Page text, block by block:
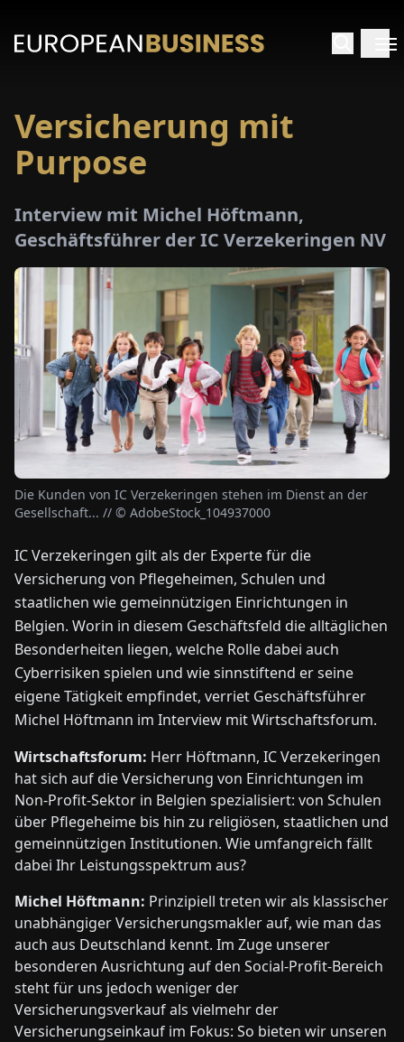
PAPER
NEWS
ÜBER
ENDEFRESITNLPLHU
KONTAKT
ZU
UNS
Versicherung mit
Purpose
Interview mit Michel Höftmann,
Geschäftsführer der IC Verzekeringen NV
Die Kunden von IC Verzekeringen stehen im Dienst an der
Gesellschaft... // © AdobeStock_104937000
IC Verzekeringen gilt als der Experte für die
Versicherung von Pflegeheimen, Schulen und
staatlichen wie gemeinnützigen Einrichtungen in
Belgien. Worin in diesem Geschäftsfeld die alltäglichen
Besonderheiten liegen, welche Rolle dabei auch
Cyberrisiken spielen und wie sinnstiftend er seine
eigene Tätigkeit empfindet, verriet Geschäftsführer
Michel Höftmann im Interview mit Wirtschaftsforum.
Wirtschaftsforum: Herr Höftmann, IC Verzekeringen
hat sich auf die Versicherung von Einrichtungen im
Non-Profit-Sektor in Belgien spezialisiert: von Schulen
über Pflegeheime bis hin zu religiösen, staatlichen und
gemeinnützigen Institutionen. Wie umfangreich fällt
dabei Ihr Leistungsspektrum aus?
Michel Höftmann: Prinzipiell treten wir als klassischer
unabhängiger Versicherungsmakler auf, wie man das
auch aus Deutschland kennt. Im Zuge unserer
besonderen Ausrichtung auf den Social-Profit-Bereich
steht für uns jedoch weniger der
Versicherungsverkauf als vielmehr der
Versicherungseinkauf im Fokus: So bieten wir unseren